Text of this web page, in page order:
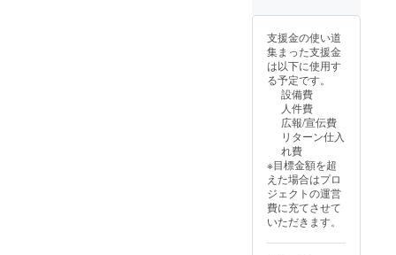
了承く
ださ
い。
バナー
は本リ
ターン
に含ま
れませ
ん。 ・
公序良
俗に反
する表
載でき
ませ
ん。
掲載場
式
Instagr
amイベ
ント投
稿にて
支援者
お名前
掲載。
画は11
月末ま
でに限
定公開
URLで
ご案
間：
/15 から
1年間。
SNS 掲
載方
法：文
字のみ
（和文
10字・
字以
内）。
動画エ
ンド
ロー
ル：文
支援金の使い道
集まった支援金
は以下に使用す
る予定です。
設備費
人件費
広報/宣伝費
リターン仕入
れ費
※目標金額を超
えた場合はプロ
ジェクトの運営
費に充てさせて
いただきます。